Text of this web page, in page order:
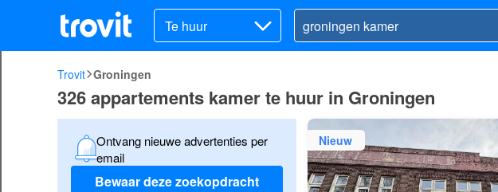
Te huur
Trovit Groningen
326 appartements kamer te huur in Groningen
Ontvang nieuwe advertenties per
email
Bewaar deze zoekopdracht
Nieuw